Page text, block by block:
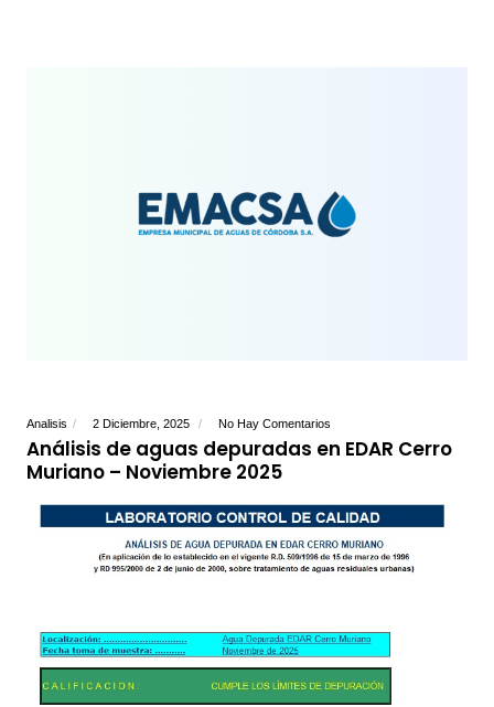
Analisis 2 Diciembre, 2025 No Hay Comentarios
Análisis de aguas depuradas en EDAR Cerro
Muriano – Noviembre 2025